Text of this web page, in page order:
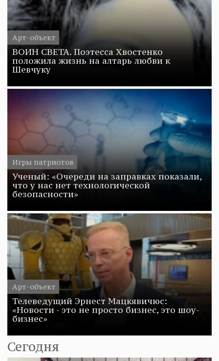
Арт-объект
ВОИН СВЕТА. Поэтесса Хвостенко
положила жизнь на алтарь любви к
Шевчуку
Игры патриотов
Ученый: «Очереди на заправках показали,
что у нас нет технологической
безопасности»
Арт-объект
Телеведущий Эрнест Мацкявичюс:
«Новости - это не просто бизнес, это шоу-
бизнес»
Сегодня